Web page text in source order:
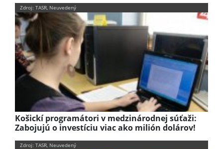
Zdroj: TASR, Neuvedený
Košickí programátori v medzinárodnej súťaži:
Zabojujú o investíciu viac ako milión dolárov!
Zdroj: TASR, Neuvedený